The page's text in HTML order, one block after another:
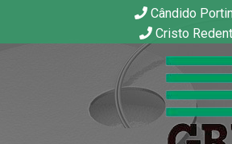
Cândido
Cristo